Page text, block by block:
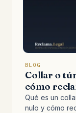
BLOG
Collar o
cómo
Qué es un
nulo y cómo